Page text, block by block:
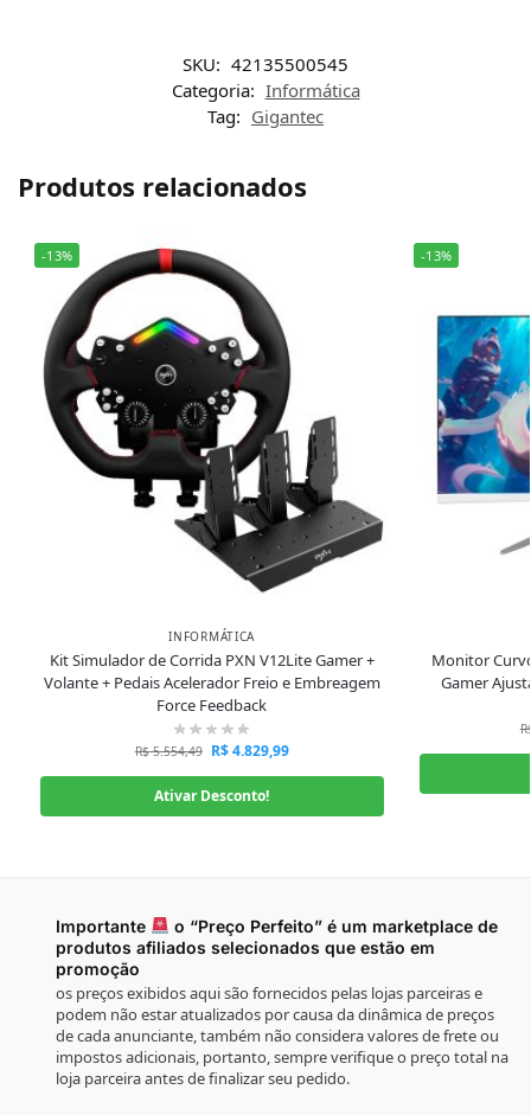
SKU: 42135500545
Categoria: Informática
Tag: Gigantec
Produtos relacionados
-13%
INFORMÁTICA
Kit Simulador de Corrida PXN V12Lite Gamer +
Volante + Pedais Acelerador Freio e Embreagem
Force Feedback
R$5.554,49 R$4.829,99
Ativar Desconto!
-13%
Monitor
Gamer
Importante
o “Preço Perfeito” é um marketplace de
produtos afiliados selecionados que estão em
promoção
os preços exibidos aqui são fornecidos pelas lojas parceiras e
podem não estar atualizados por causa da dinâmica de preços
de cada anunciante, também não considera valores de frete ou
impostos adicionais, portanto, sempre verifique o preço total na
loja parceira antes de finalizar seu pedido.